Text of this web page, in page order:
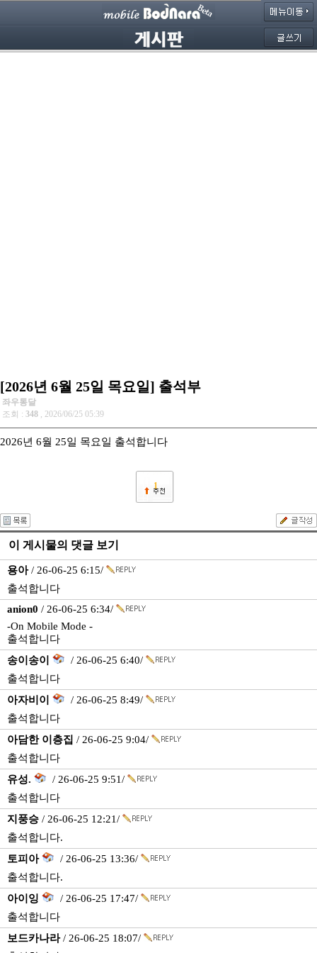
[2026년 6월 25일 목요일] 출석부
좌우통달
조회 : 348 , 2026/06/25 05:39
2026년 6월 25일 목요일 출석합니다
1
이 게시물의 댓글 보기
용아/ 26-06-25 6:15/
출석합니다
anion0 / 26-06-25 6:34/
-On Mobile Mode -
출석합니다
송이송이
/ 26-06-25 6:40/
출석합니다
아자비이
/ 26-06-25 8:49/
출석합니다
아담한 이층집 / 26-06-25 9:04/
출석합니다
유성.
/ 26-06-25 9:51/
출석합니다
지풍승 / 26-06-25 12:21/
출석합니다.
토피아
/ 26-06-25 13:36/
출석합니다.
아이잉
/ 26-06-25 17:47/
출석합니다
보드카나라/ 26-06-25 18:07/